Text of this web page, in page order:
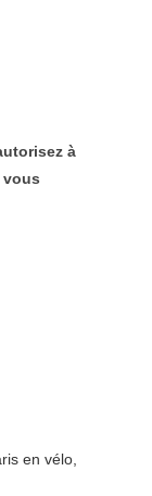
à
vous
en vélo,